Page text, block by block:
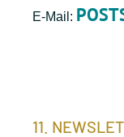
E-Mail:
11.